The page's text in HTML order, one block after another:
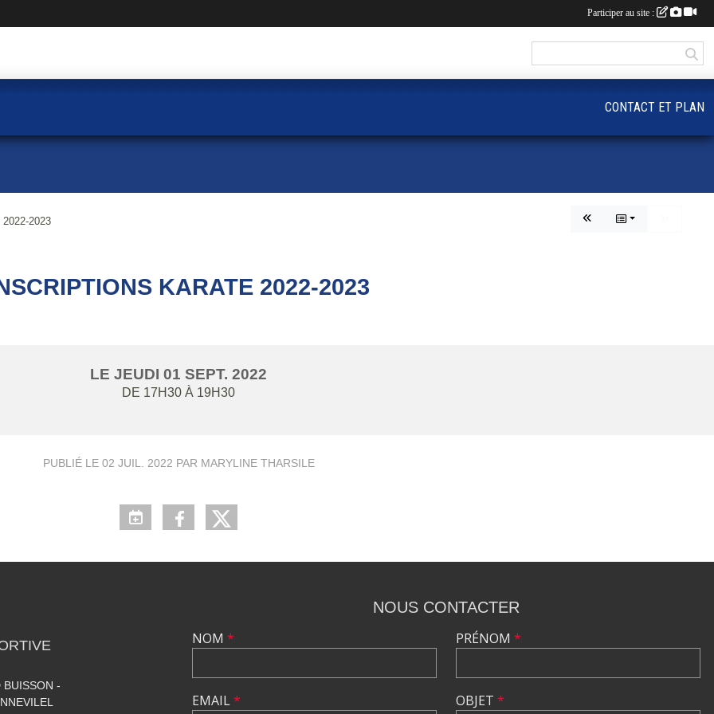
2022-2023
KARATE 2022-2023
LE JEUDI 01 SEPT. 2022
DE 17H30 À 19H30
PUBLIÉ LE 02 JUIL. 2022 PAR MARYLINE THARSILE
CONTACT ET PLAN
BUISSON -
NOUS CONTACTER
NOM *
EMAIL*
PRÉNOM *
OBJET *
Participer au site :